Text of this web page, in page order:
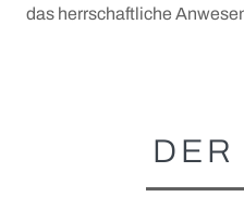
Geokulturpfad
das herrschaftliche
DER